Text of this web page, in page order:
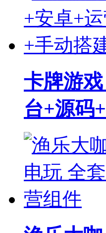
卡牌游
台+源码